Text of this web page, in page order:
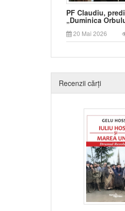
PF Claudiu,
„Duminica
20 Mai 2026
Recenzii cărți